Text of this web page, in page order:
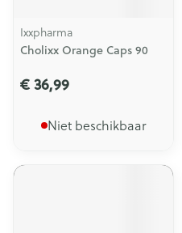
Ixxpharma
Cholixx Orange Caps 90
€ 36,99
Niet beschikbaar